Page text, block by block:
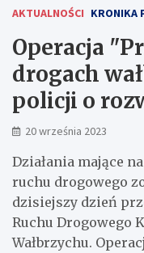
AKTUALNOŚCI KRONIKA
Operacja
drogach
policji o
20 września 2023
Działania mające
ruchu drogowego
dzisiejszy dzień
Ruchu Drogowego
Wałbrzychu.